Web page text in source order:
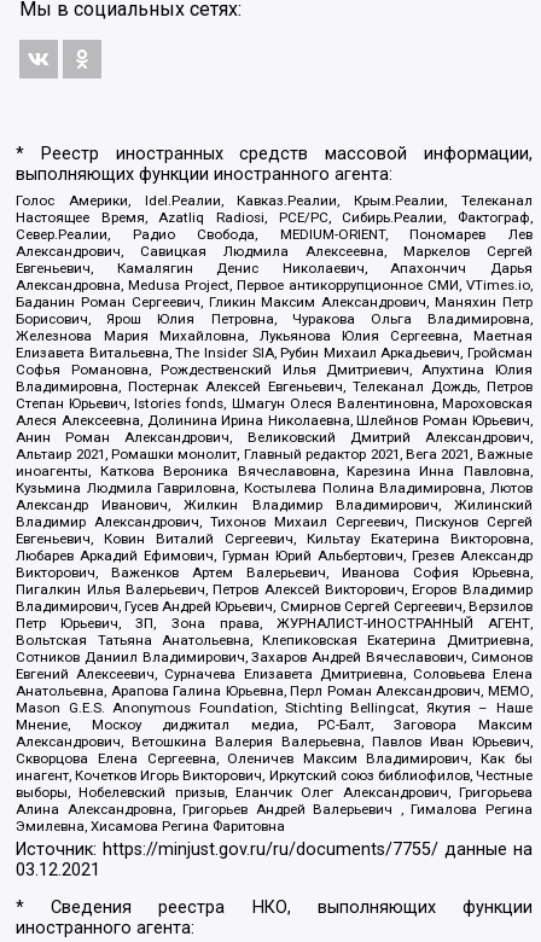
Мы в социальных сетях:
* Реестр иностранных средств массовой информации,
выполняющих функции иностранного агента:
Голос Америки, Idel.Реалии, Кавказ.Реалии, Крым.Реалии, Телеканал
Настоящее Время, Azatliq Radiosi, PCE/PC, Сибирь.Реалии, Фактограф,
Север.Реалии, Радио Свобода, MEDIUM-ORIENT, Пономарев Лев
Александрович, Савицкая Людмила Алексеевна, Маркелов Сергей
Евгеньевич, Камалягин Денис Николаевич, Апахончич Дарья
Александровна, Medusa Project, Первое антикоррупционное СМИ, VTimes.io,
Баданин Роман Сергеевич, Гликин Максим Александрович, Маняхин Петр
Борисович, Ярош Юлия Петровна, Чуракова Ольга Владимировна,
Железнова Мария Михайловна, Лукьянова Юлия Сергеевна, Маетная
Елизавета Витальевна, The Insider SIA, Рубин Михаил Аркадьевич, Гройсман
Софья Романовна, Рождественский Илья Дмитриевич, Апухтина Юлия
Владимировна, Постернак Алексей Евгеньевич, Телеканал Дождь, Петров
Степан Юрьевич, Istories fonds, Шмагун Олеся Валентиновна, Мароховская
Алеся Алексеевна, Долинина Ирина Николаевна, Шлейнов Роман Юрьевич,
Анин Роман Александрович, Великовский Дмитрий Александрович,
Альтаир 2021, Ромашки монолит, Главный редактор 2021, Вега 2021, Важные
иноагенты, Каткова Вероника Вячеславовна, Карезина Инна Павловна,
Кузьмина Людмила Гавриловна, Костылева Полина Владимировна, Лютов
Александр Иванович, Жилкин Владимир Владимирович, Жилинский
Владимир Александрович, Тихонов Михаил Сергеевич, Пискунов Сергей
Евгеньевич, Ковин Виталий Сергеевич, Кильтау Екатерина Викторовна,
Любарев Аркадий Ефимович, Гурман Юрий Альбертович, Грезев Александр
Викторович, Важенков Артем Валерьевич, Иванова София Юрьевна,
Пигалкин Илья Валерьевич, Петров Алексей Викторович, Егоров Владимир
Владимирович, Гусев Андрей Юрьевич, Смирнов Сергей Сергеевич, Верзилов
Петр Юрьевич, ЗП, Зона права, ЖУРНАЛИСТ-ИНОСТРАННЫЙ АГЕНТ,
Вольтская Татьяна Анатольевна, Клепиковская Екатерина Дмитриевна,
Сотников Даниил Владимирович, Захаров Андрей Вячеславович, Симонов
Евгений Алексеевич, Сурначева Елизавета Дмитриевна, Соловьева Елена
Анатольевна, Арапова Галина Юрьевна, Перл Роман Александрович, МЕМО,
Mason G.E.S. Anonymous Foundation, Stichting Bellingcat, Якутия – Наше
Мнение, Москоу диджитал медиа, РС-Балт, Заговора Максим
Александрович, Ветошкина Валерия Валерьевна, Павлов Иван Юрьевич,
Скворцова Елена Сергеевна, Оленичев Максим Владимирович, Как бы
инагент, Кочетков Игорь Викторович, Иркутский союз библиофилов, Честные
выборы, Нобелевский призыв, Еланчик Олег Александрович, Григорьева
Алина Александровна, Григорьев Андрей Валерьевич , Гималова Регина
Эмилевна, Хисамова Регина Фаритовна
Источник: https://minjust.gov.ru/ru/documents/7755/ данные на
03.12.2021
* Сведения реестра НКО, выполняющих функции
иностранного агента: